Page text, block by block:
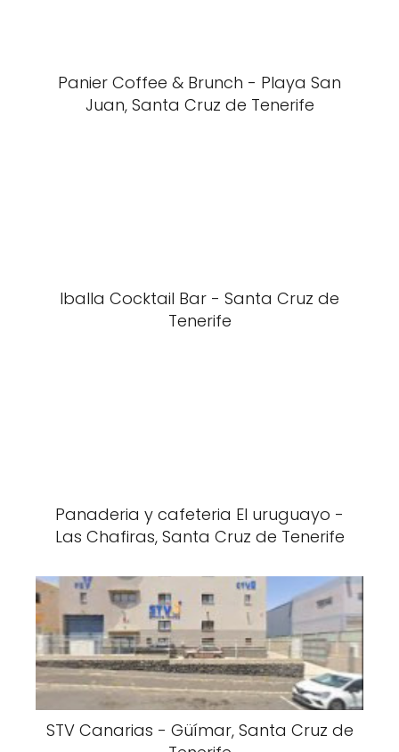
Panier Coffee & Brunch - Playa San
Juan, Santa Cruz de Tenerife
Iballa Cocktail Bar - Santa Cruz de
Tenerife
Panaderia y cafeteria El uruguayo -
Las Chafiras, Santa Cruz de Tenerife
STV Canarias - Güímar, Santa Cruz de